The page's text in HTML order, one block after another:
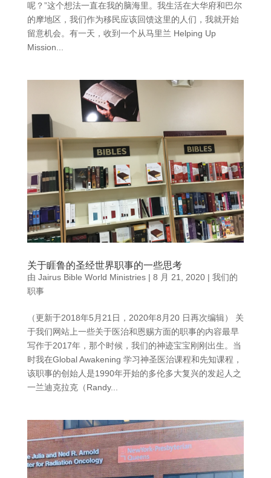
呢？”这个想法一直在我的脑海里。我生活在大华府和巴尔
的摩地区，我们作为移民应该回馈这里的人们，我就开始
留意机会。有一天，收到一个从马里兰 Helping Up
Mission...
关于睚鲁的圣经世界职事的一些思考
由 Jairus Bible World Ministries| 8 月 21, 2020| 我们的
职事
（更新于2018年5月21日，2020年8月20 日再次编辑） 关
于我们网站上一些关于医治和恩赐方面的职事的内容最早
写作于2017年，那个时候，我们的神迹宝宝刚刚出生。当
时我在Global Awakening 学习神圣医治课程和先知课程，
该职事的创始人是1990年开始的多伦多大复兴的发起人之
一兰迪克拉克（Randy...